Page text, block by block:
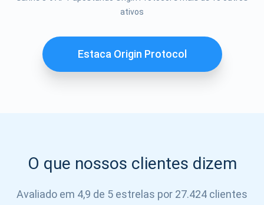
ativos
Estaca Origin Protocol
O que nossos clientes dizem
Avaliado em 4,9 de 5 estrelas por 27.424 clientes
SE
INSCREVER